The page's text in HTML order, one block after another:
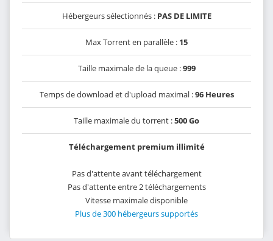
Hébergeurs sélectionnés : PAS DE LIMITE
Max Torrent en parallèle : 15
Taille maximale de la queue :999
Temps de download et d'upload maximal :96 Heures
Taille maximale du torrent :500 Go
Téléchargement premium illimité
Pas d'attente avant téléchargement
Pas d'attente entre 2 téléchargements
Vitesse maximale disponible
Plus de 300 hébergeurs supportés